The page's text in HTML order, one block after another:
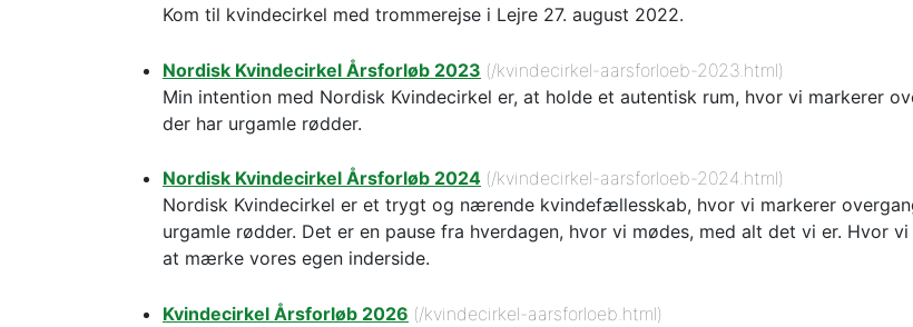
Kom til kvindecirkel med trommerejse i Lejre 27. august 2022.
Nordisk Kvindecirkel Årsforløb 2023 (/kvindecirkel-aarsforloeb-2023.html)
Min intention med Nordisk Kvindecirkel er, at holde et autentisk rum, hvor vi markerer
der har urgamle rødder.
Nordisk Kvindecirkel Årsforløb 2024 (/kvindecirkel-aarsforloeb-2024.html)
Nordisk Kvindecirkel er et trygt og nærende kvindefællesskab, hvor vi markerer
urgamle rødder. Det er en pause fra hverdagen, hvor vi mødes, med alt det vi er. Hvor
at mærke vores egen inderside.
Kvindecirkel Årsforløb 2026 (/kvindecirkel-aarsforloeb.html)